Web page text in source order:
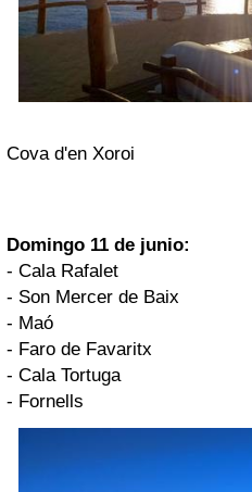
Cova d'en Xoroi
Domingo 11 de junio:
- Cala Rafalet
- Son Mercer de Baix
- Maó
- Faro de Favaritx
- Cala Tortuga
- Fornells